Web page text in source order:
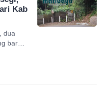
Kab
dua
barat